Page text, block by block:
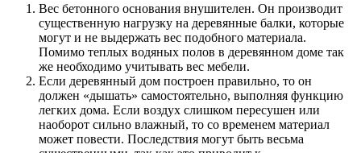
Вес бетонного основания внушителен. Он производит
существенную нагрузку на деревянные балки, которые
могут и не выдержать вес подобного материала.
Помимо теплых водяных полов в деревянном доме так
же необходимо учитывать вес мебели.
Если деревянный дом построен правильно, то он
должен «дышать» самостоятельно, выполняя функцию
легких дома. Если воздух слишком пересушен или
наоборот сильно влажный, то со временем материал
может повести. Последствия могут быть весьма